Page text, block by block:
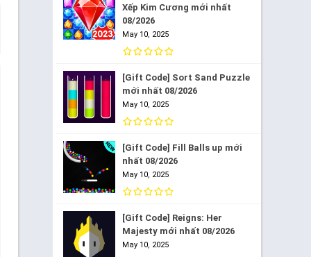
Xếp Kim Cương mới nhất
08/2026
May 10, 2025
[Gift Code] Sort Sand Puzzle
mới nhất 08/2026
May 10, 2025
[Gift Code] Fill Balls up mới
nhất 08/2026
May 10, 2025
[Gift Code] Reigns: Her
Majesty mới nhất 08/2026
May 10, 2025